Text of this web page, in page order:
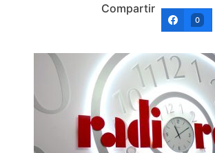
Compartir
0